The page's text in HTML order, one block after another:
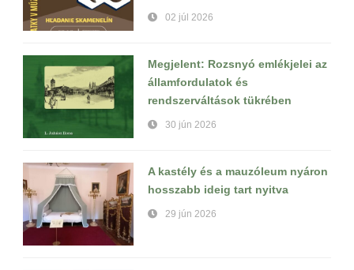
02 júl 2026
Megjelent: Rozsnyó emlékjelei az
államfordulatok és
rendszerváltások tükrében
30 jún 2026
A kastély és a mauzóleum nyáron
hosszabb ideig tart nyitva
29 jún 2026